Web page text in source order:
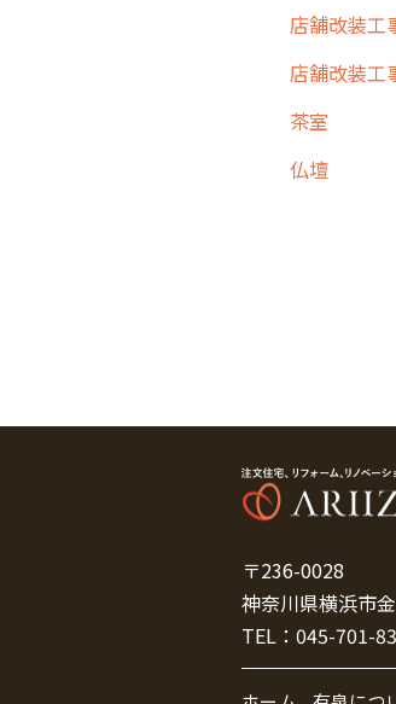
店舗改装
茶室
仏壇
〒236-0028
神奈川県横浜市
TEL：045-701-